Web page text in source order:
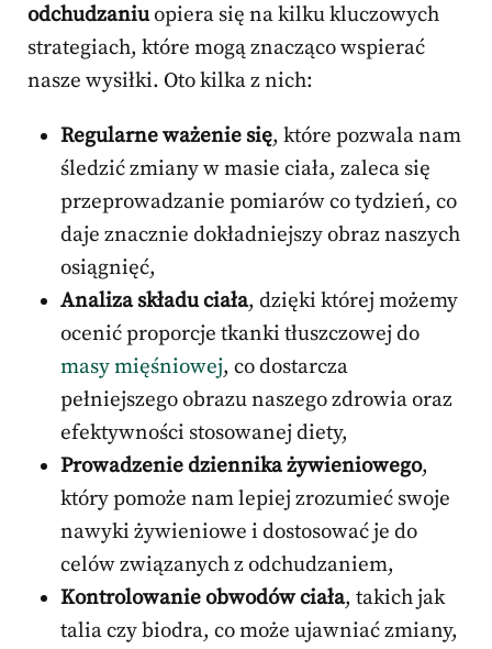
odchudzaniuopiera się na kilku kluczowych
strategiach, które mogą znacząco wspierać
nasze wysiłki. Oto kilka z nich:
Regularne ważenie się, które pozwala nam
śledzić zmiany w masie ciała, zaleca się
przeprowadzanie pomiarów co tydzień, co
daje znacznie dokładniejszy obraz naszych
osiągnięć,
Analiza składu ciała, dzięki której możemy
ocenić proporcje tkanki tłuszczowej do
masy mięśniowej, co dostarcza
pełniejszego obrazu naszego zdrowia oraz
efektywności stosowanej diety,
Prowadzenie dziennika żywieniowego,
który pomoże nam lepiej zrozumieć swoje
nawyki żywieniowe i dostosować je do
celów związanych z odchudzaniem,
Kontrolowanie obwodów ciała, takich jak
talia czy biodra, co może ujawniać zmiany,